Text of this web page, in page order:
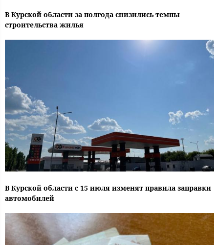
В Курской области за полгода снизились темпы
строительства жилья
В Курской области с 15 июля изменят правила заправки
автомобилей